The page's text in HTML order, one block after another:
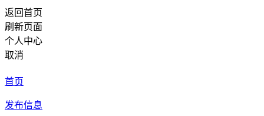
返回首页
刷新页面
个人中心
取消
首页
发布信息